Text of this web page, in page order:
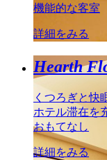
機能的な客室
詳細をみる
Hearth
くつろぎと快
ホテル滞在を
おもてなし
詳細をみる